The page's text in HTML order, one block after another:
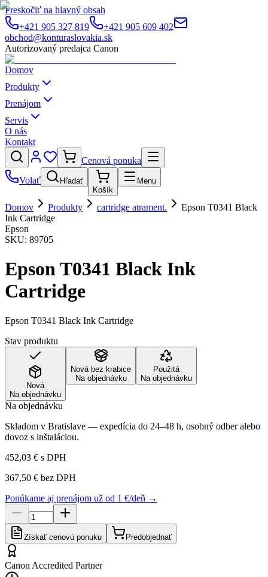
Preskočiť na hlavný obsah
+421 905 327 819
+421 905 609 402
obchod@konturaslovakia.sk
Autorizovaný predajca Canon
Domov
Produkty
Prenájom
Servis
O nás
Kontakt
Cenová ponuka
Volať
Hľadať
Košík
Menu
Domov Produkty cartridge atrament.
Epson T0341 Black
Ink Cartridge
Epson
SKU: 89705
Epson T0341 Black Ink
Cartridge
Epson T0341 Black Ink Cartridge
Stav produktu
Nová
Na objednávku
Nová bez krabice
Na objednávku
Použitá
Na objednávku
Na objednávku
Skladom v Bratislave — expedícia do 24–48 h, osobný odber alebo
dovoz s inštaláciou.
452,03 € s DPH
367,50 € bez DPH
Ponúkame aj prenájom už od 1 €/deň →
Získať cenovú ponuku Predobjednať
Canon Accredited Partner